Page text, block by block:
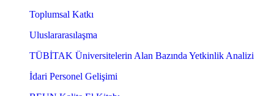
Toplumsal Katkı
Uluslararasılaşma
TÜBİTAK Üniversitelerin Alan Bazında Yetkinlik Analizi
İdari Personel Gelişimi